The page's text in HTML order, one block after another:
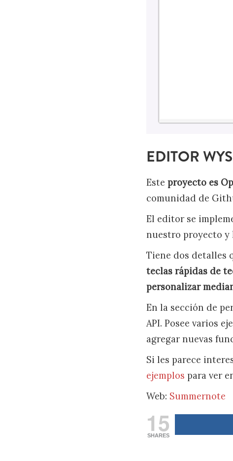
EDITOR
Este proyecto es
comunidad de
El editor se
nuestro proyecto y
Tiene dos detalles
teclas rápidas de
personalizar
En la sección de
API. Posee varios
agregar nuevas
Si les parece
ejemplos para ver
Web: Summernote
15
SHARES